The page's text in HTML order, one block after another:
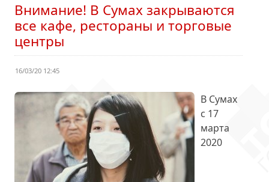
Внимание! В Сумах закрываются
все кафе, рестораны и торговые
центры
16/03/20 12:45
В Сумах
с 17
марта
2020